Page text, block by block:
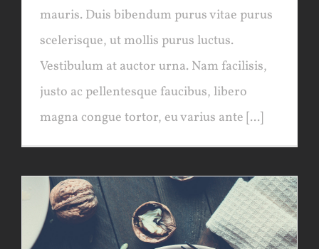
mauris. Duis bibendum purus vitae purus
scelerisque, ut mollis purus luctus.
Vestibulum at auctor urna. Nam facilisis,
justo ac pellentesque faucibus, libero
magna congue tortor, eu varius ante [...]